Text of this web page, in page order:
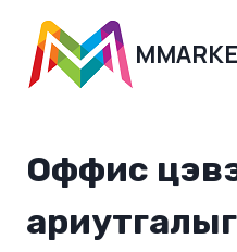
content
Оффис